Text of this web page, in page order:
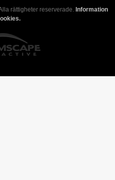
rättigheter reserverade. Information